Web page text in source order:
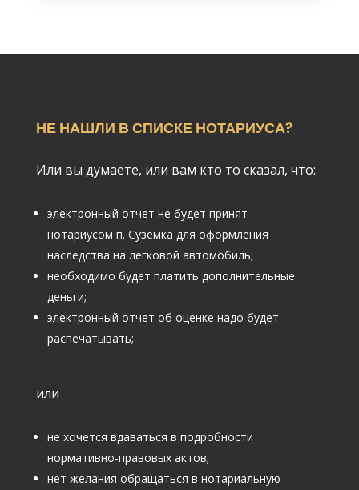
НЕ НАШЛИ В СПИСКЕ НОТАРИУСА?
Или вы думаете, или вам кто то сказал, что:
электронный отчет не будет принят
нотариусом п. Суземка для оформления
наследства на легковой автомобиль;
необходимо будет платить дополнительные
деньги;
электронный отчет об оценке надо будет
распечатывать;
или
не хочется вдаваться в подробности
нормативно-правовых актов;
нет желания обращаться в нотариальную